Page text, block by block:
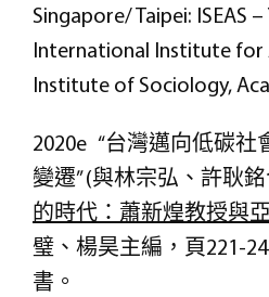
Singapore/ Taipei: ISEAS
International Institute for
Institute of Sociology,
2020e “台灣邁向低碳
變遷” (與林宗弘、許耿銘
的時代 ：蕭新煌教授與
璧、楊昊主編，頁221-
書。